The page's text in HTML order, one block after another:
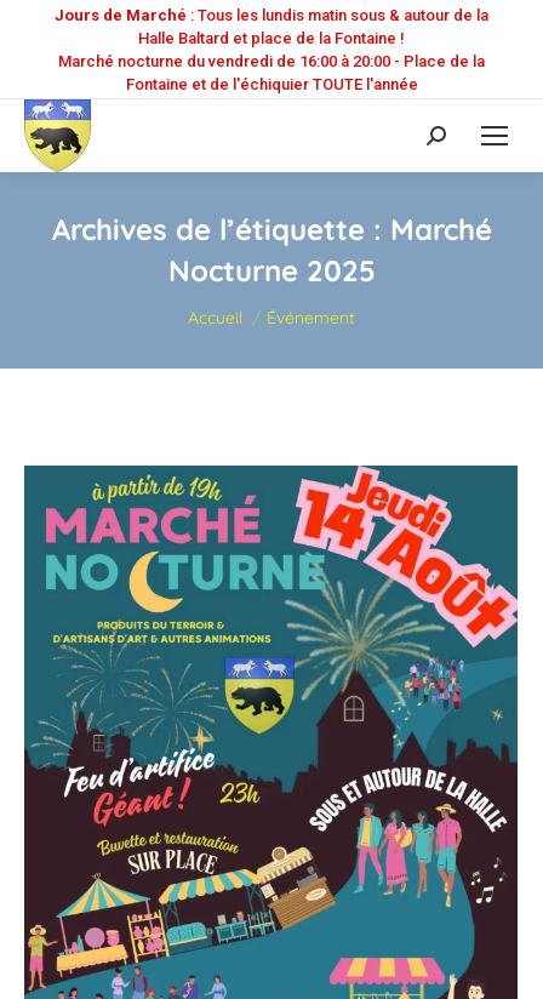
Jours de Marché : Tous les lundis matin sous & autour de la
Halle Baltard et place de la Fontaine !
Marché nocturne du vendredi de 16:00 à 20:00 - Place de la
Fontaine et de l'échiquier TOUTE l'année
Recherche
:
Archives de l’étiquette : Marché
Nocturne 2025
Vous êtes ici :
Accueil Événement